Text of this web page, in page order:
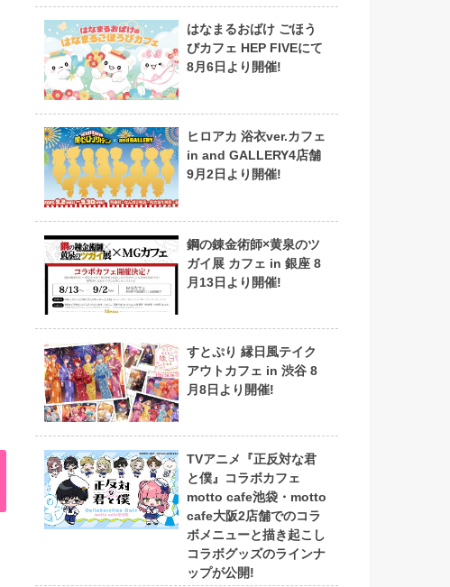
はなまるおばけ ごほう
びカフェ HEP FIVEにて
8月6日より開催!
ヒロアカ 浴衣ver.カフェ
in and GALLERY4店舗
9月2日より開催!
鋼の錬金術師×黄泉のツ
ガイ展 カフェ in 銀座 8
月13日より開催!
すとぷり 縁日風テイク
アウトカフェ in 渋谷 8
月8日より開催!
TVアニメ『正反対な君
と僕』コラボカフェ
motto cafe池袋・motto
cafe大阪2店舗でのコラ
ボメニューと描き起こし
コラボグッズのラインナ
ップが公開!